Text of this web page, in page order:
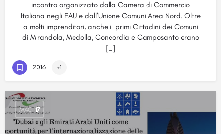
incontro organizzato dalla Camera di Commercio
Italiana negli EAU e dall’Unione Comuni Area Nord. Oltre
a molti imprenditori, anche i primi Cittadini dei Comuni
di Mirandola, Medolla, Concordia e Camposanto erano
[…]
2016 +1
MAG 17